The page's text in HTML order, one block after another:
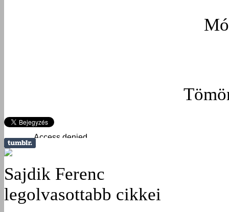
Sajdik Ferenc
legolvasottabb cikkei